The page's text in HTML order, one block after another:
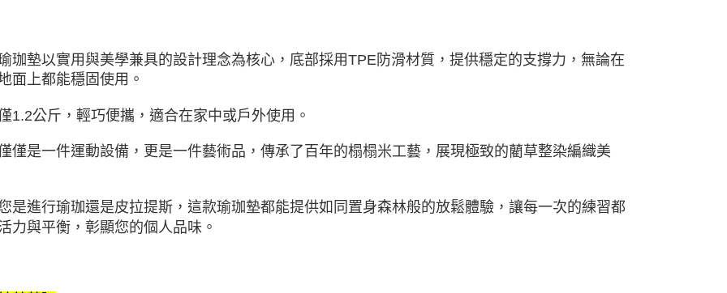
珈墊以實用與美學兼具的設計理念為核心，底部採用TPE防滑材質，提供穩定的支撐力，無論在
面上都能穩固使用。
1.2公斤，輕巧便攜，適合在家中或戶外使用。
僅是一件運動設備，更是一件藝術品，傳承了百年的榻榻米工藝，展現極致的藺草整染編織美
是進行瑜珈還是皮拉提斯，這款瑜珈墊都能提供如同置身森林般的放鬆體驗，讓每一次的練習都
力與平衡，彰顯您的個人品味。